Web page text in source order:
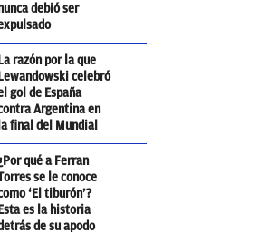
debió ser
La razón por la que
Lewandowski celebró
gol de España
Argentina en
la final del Mundial
qué a Ferran
se le conoce
‘El tiburón’?
Esta es la historia
de su apodo